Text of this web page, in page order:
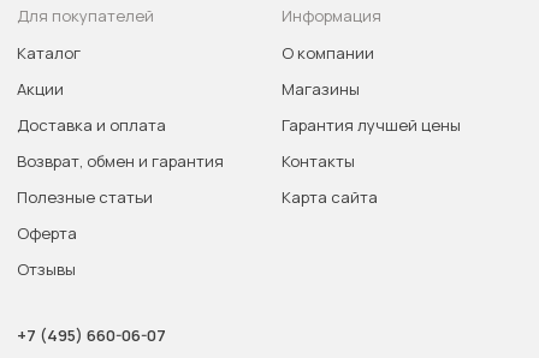
Для покупателей
Каталог
Акции
Доставка и оплата
Возврат, обмен и гарантия
Полезные статьи
Оферта
Отзывы
Информация
О компании
Магазины
Гарантия лучшей цены
Контакты
Карта сайта
+7 (495) 660-06-07